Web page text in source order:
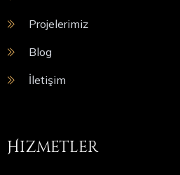
Projelerimiz
Blog
İletişim
Hizmetler